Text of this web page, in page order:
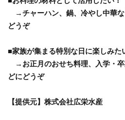
→チャーハン、鍋、冷やし中華な
どうぞ
■家族が集まる特別な日に楽しみた
→お正月のおせち料理、入学・卒
どにどうぞ
【提供元】株式会社広栄水産